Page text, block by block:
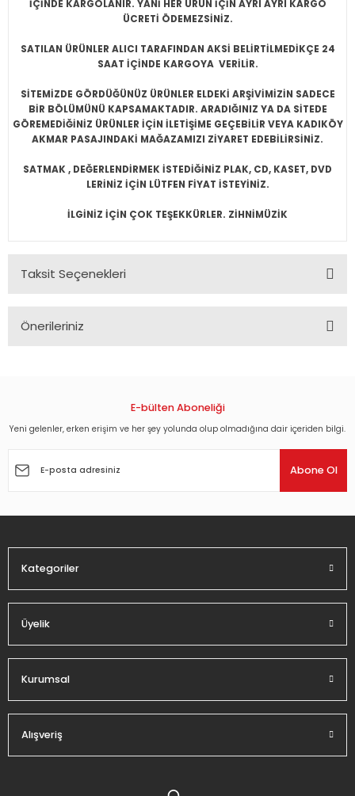
İÇİNDE KARGOLANIR. YANİ HER ÜRÜN İÇİN AYRI AYRI KARGO
ÜCRETİ ÖDEMEZSİNİZ.
SATILAN ÜRÜNLER ALICI TARAFINDAN AKSİ BELİRTİLMEDİKÇE 24
SAAT İÇİNDE KARGOYA VERİLİR.
SİTEMİZDE GÖRDÜĞÜNÜZ ÜRÜNLER ELDEKİ ARŞİVİMİZİN SADECE
BİR BÖLÜMÜNÜ KAPSAMAKTADIR. ARADIĞINIZ YA DA SİTEDE
GÖREMEDİĞİNİZ ÜRÜNLER İÇİN İLETİŞİME GEÇEBİLİR VEYA KADIKÖY
AKMAR PASAJINDAKİ MAĞAZAMIZI ZİYARET EDEBİLİRSİNİZ.
SATMAK , DEĞERLENDİRMEK İSTEDİĞİNİZ PLAK, CD, KASET, DVD
LERİNİZ İÇİN LÜTFEN FİYAT İSTEYİNİZ.
İLGİNİZ İÇİN ÇOK TEŞEKKÜRLER. ZİHNİMÜZİK
Taksit Seçenekleri
Önerileriniz
Görüş ve önerileriniz için teşekkür ederiz.
Ürün açıklamasında eksik bilgiler bulunuyor.
E-bülten Aboneliği
Yeni gelenler, erken erişim ve her şey yolunda olup olmadığına dair içeriden bilgi.
Abone Ol
Kategoriler
Üyelik
Kurumsal
Alışveriş